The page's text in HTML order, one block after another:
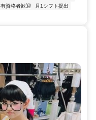
有資格者歓迎
月1シフト提出